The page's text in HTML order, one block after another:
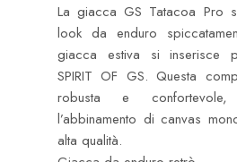
La giacca GS Tatacoa Pro
look da enduro
giacca estiva si inserisce
SPIRIT OF GS. Questa
robusta e
l’abbinamento di canvas
alta qualità.